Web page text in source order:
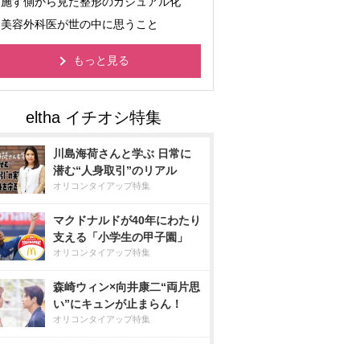
美容外科医が世の中に思うこと
もっと見る
川島海荷さんと学ぶ 日常に
潜む“人身取引”のリアル
オリコンタイアップ特集
マクドナルドが40年にわたり
支える「小学生の甲子園」
オリコンタイアップ特集
森崎ウィン×向井康二“両片思
い”にキュンが止まらん！
オリコンタイアップ特集